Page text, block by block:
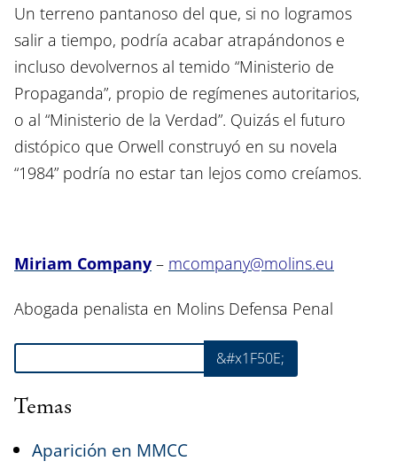
Un terreno pantanoso del que, si no logramos
salir a tiempo, podría acabar atrapándonos e
incluso devolvernos al temido “Ministerio de
Propaganda”, propio de regímenes autoritarios,
o al “Ministerio de la Verdad”. Quizás el futuro
distópico que Orwell construyó en su novela
“1984” podría no estar tan lejos como creíamos.
Miriam Company – mcompany@molins.eu
Abogada penalista en Molins Defensa Penal
Buscar &#x1F50E;
Temas
Aparición en MMCC